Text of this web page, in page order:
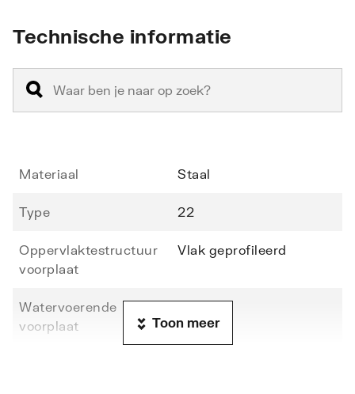
Technische informatie
Materiaal Staal
Type 22
Oppervlaktestructuur
voorplaat
Vlak geprofileerd
Watervoerende
voorplaat
Nee
Toon meer